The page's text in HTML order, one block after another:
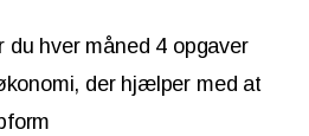
du hver måned 4 opgaver
der hjælper med at